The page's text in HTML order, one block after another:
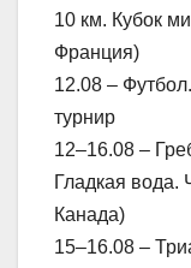
10 км. Кубок
Франция)
12.08 –
турнир
12–16.08 –
Гладкая вода.
Канада)
15–16.08 –